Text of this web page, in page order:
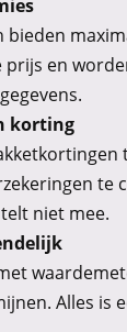
bieden
prijs en
korting
te
niet mee.
Alles is